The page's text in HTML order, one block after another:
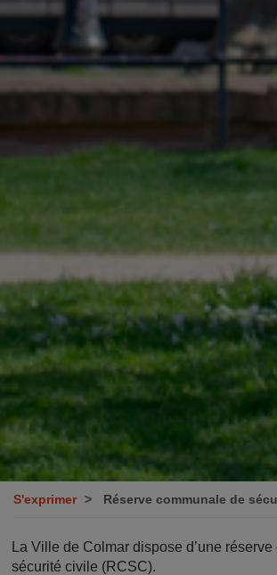
S'exprimer Réserve communale de
La Ville de Colmar dispose d’une
sécurité civile (RCSC).